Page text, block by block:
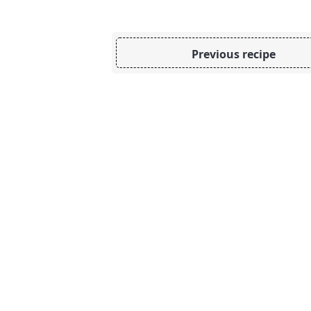
Previous recipe